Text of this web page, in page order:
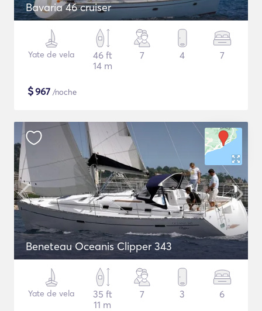
Bavaria 46 cruiser
Yate de vela
46 ft
14 m
7 4 7
$967 /noche
Beneteau Oceanis Clipper 343
Yate de vela
35 ft
11 m
7 3 6